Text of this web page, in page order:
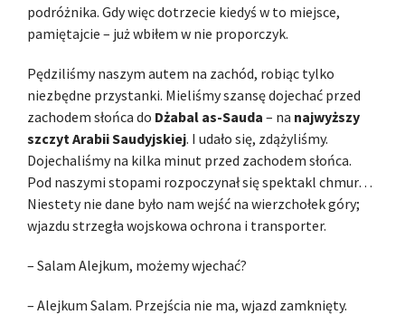
podróżnika. Gdy więc dotrzecie kiedyś w to miejsce,
pamiętajcie – już wbiłem w nie proporczyk.
Pędziliśmy naszym autem na zachód, robiąc tylko
niezbędne przystanki. Mieliśmy szansę dojechać przed
zachodem słońca do Dżabal as-Sauda – na najwyższy
szczyt Arabii Saudyjskiej. I udało się, zdążyliśmy.
Dojechaliśmy na kilka minut przed zachodem słońca.
Pod naszymi stopami rozpoczynał się spektakl chmur…
Niestety nie dane było nam wejść na wierzchołek góry;
wjazdu strzegła wojskowa ochrona i transporter.
– Salam Alejkum, możemy wjechać?
– Alejkum Salam. Przejścia nie ma, wjazd zamknięty.